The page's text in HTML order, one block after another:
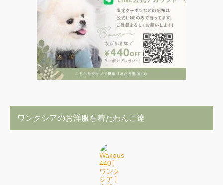
ワンクシアのお洋服を着たわんこ達